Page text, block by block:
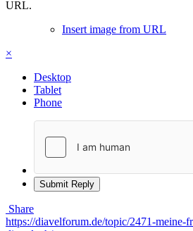
URL.
Insert image from URL
×
Desktop
Tablet
Phone
Submit Reply
Share
https://diavelforum.de/topic/2471-meine-